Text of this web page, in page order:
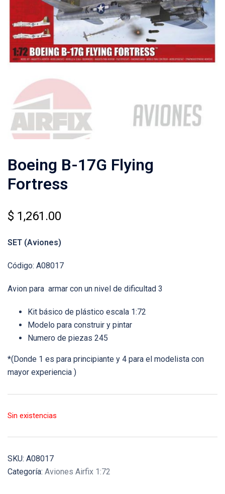
Boeing B-17G Flying
Fortress
$ 1,261.00
SET (Aviones)
Código: A08017
Avion para armar con un nivel de dificultad 3
Kit básico de plástico escala 1:72
Modelo para construir y pintar
Numero de piezas 245
*(Donde 1 es para principiante y 4 para el modelista con
mayor experiencia )
Sin existencias
SKU: A08017
Categoría: Aviones Airfix 1:72